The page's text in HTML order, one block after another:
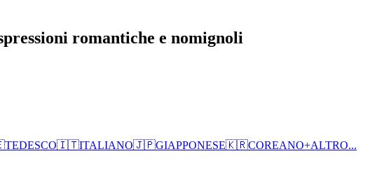
romantiche e nomignoli
TEDESCO🇮🇹ITALIANO🇯🇵GIAPPONESE🇰🇷COREANO+ALTRO...